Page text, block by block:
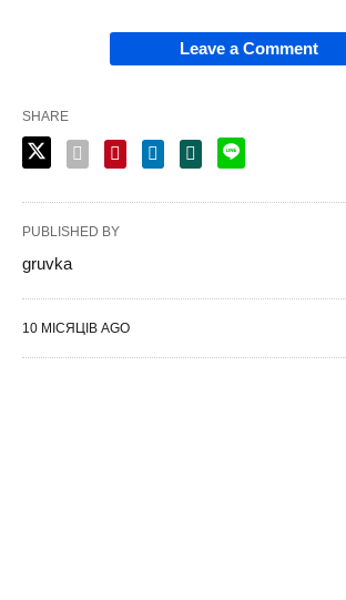
Leave a Comment
SHARE
PUBLISHED BY
gruvka
10 МІСЯЦІВ AGO